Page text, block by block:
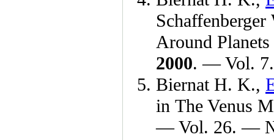
Schaffenberger
Around
2000. — Vol.
Biernat H. K.,
in The Venus
— Vol. 26. —